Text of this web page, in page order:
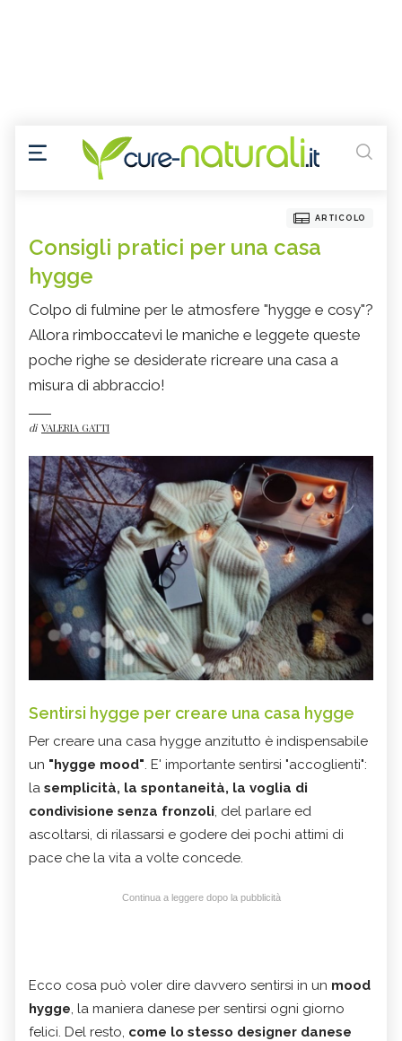
ARTICOLO
Consigli pratici per una casa
hygge
Colpo di fulmine per le atmosfere "hygge e cosy"?
Allora rimboccatevi le maniche e leggete queste
poche righe se desiderate ricreare una casa a
misura di abbraccio!
di VALERIA GATTI
Sentirsi hygge per creare una casa hygge
Per creare una casa hygge anzitutto è indispensabile
un "hygge mood". E' importante sentirsi "accoglienti":
la semplicità, la spontaneità, la voglia di
condivisione senza fronzoli, del parlare ed
ascoltarsi, di rilassarsi e godere dei pochi attimi di
pace che la vita a volte concede.
Continua a leggere dopo la pubblicità
Ecco cosa può voler dire davvero sentirsi in un mood
hygge, la maniera danese per sentirsi ogni giorno
felici. Del resto, come lo stesso designer danese